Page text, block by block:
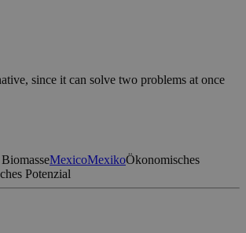
since it can solve two problems at once
MexicoMexikoÖkonomisches
Potenzial